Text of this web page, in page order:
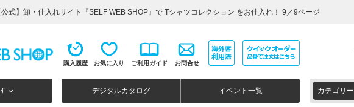
式】卸・仕入れサイト『SELF WEB SHOP』で Tシャツコレクション をお仕入れ！ 9／9ページ
購入履歴 お気に入り ご利用ガイド お問合せ
デジタルカタログ イベント一覧 カテゴリー